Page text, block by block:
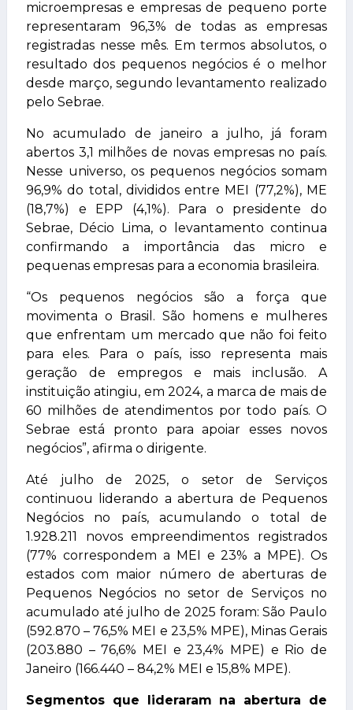
microempresas e empresas de pequeno porte
representaram 96,3% de todas as empresas
registradas nesse mês. Em termos absolutos, o
resultado dos pequenos negócios é o melhor
desde março, segundo levantamento realizado
pelo Sebrae.
No acumulado de janeiro a julho, já foram
abertos 3,1 milhões de novas empresas no país.
Nesse universo, os pequenos negócios somam
96,9% do total, divididos entre MEI (77,2%), ME
(18,7%) e EPP (4,1%). Para o presidente do
Sebrae, Décio Lima, o levantamento continua
confirmando a importância das micro e
pequenas empresas para a economia brasileira.
“Os pequenos negócios são a força que
movimenta o Brasil. São homens e mulheres
que enfrentam um mercado que não foi feito
para eles. Para o país, isso representa mais
geração de empregos e mais inclusão. A
instituição atingiu, em 2024, a marca de mais de
60 milhões de atendimentos por todo país. O
Sebrae está pronto para apoiar esses novos
negócios”, afirma o dirigente.
Até julho de 2025, o setor de Serviços
continuou liderando a abertura de Pequenos
Negócios no país, acumulando o total de
1.928.211 novos empreendimentos registrados
(77% correspondem a MEI e 23% a MPE). Os
estados com maior número de aberturas de
Pequenos Negócios no setor de Serviços no
acumulado até julho de 2025 foram: São Paulo
(592.870 – 76,5% MEI e 23,5% MPE), Minas Gerais
(203.880 – 76,6% MEI e 23,4% MPE) e Rio de
Janeiro (166.440 – 84,2% MEI e 15,8% MPE).
Segmentos que lideraram na abertura de